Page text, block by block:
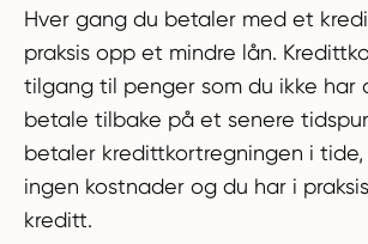
Hver gang du betaler med et
praksis opp et mindre lån.
tilgang til penger som du ikke har
betale tilbake på et senere
betaler kredittkortregningen i
ingen kostnader og du har i
kreditt.